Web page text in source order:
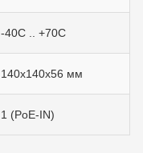
-40C .. +70C
140x140x56 мм
1 (PoE-IN)